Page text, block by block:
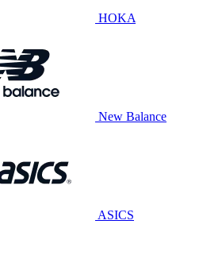
HOKA
New Balance
ASICS